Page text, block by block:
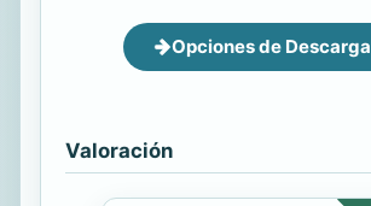
Opciones de Descarga
Valoración